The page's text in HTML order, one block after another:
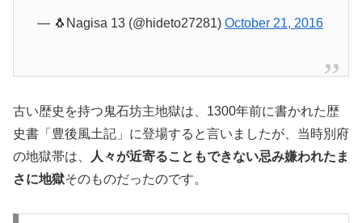
— 🐧Nagisa 13 (@hideto27281) October 21, 2016
古い歴史を持つ鬼石坊主地獄は、1300年前に書かれた歴
史書「豊後風土記」に登場すると言いましたが、当時別府
の地獄帯は、
人々が近寄ることもできない忌み嫌われたま
さに地獄そのものだったのです。